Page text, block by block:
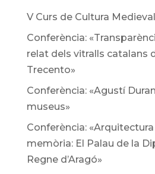
V Curs de Cultura
Conferència:
relat dels vitralls catalans
Trecento»
Conferència: «Agustí
museus»
Conferència:
memòria: El Palau de la
Regne d’Aragó»